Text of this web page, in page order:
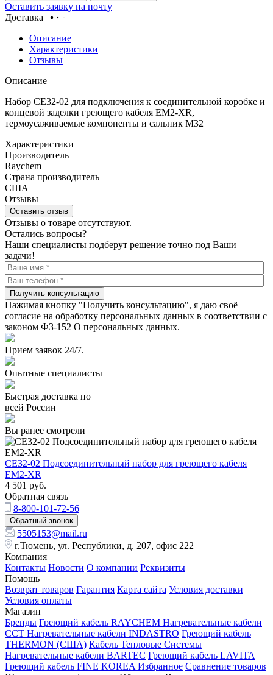
Оставить заявку на почту
Доставка
Описание
Характеристики
Отзывы
Описание
Набор CE32-02 для подключения к соединительной коробке и
концевой заделки греющего кабеля EM2-XR,
термоусаживаемые компоненты и сальник M32
Характеристики
Производитель
Raychem
Страна производитель
США
Отзывы
Оставить отзыв
Отзывы о товаре отсутствуют.
Остались вопросы?
Наши специалисты подберут решение точно под Ваши
задачи!
Получить консультацию
Нажимая кнопку "Получить консультацию", я даю своё
согласие на обработку персональных данных в соответствии с
законом ФЗ-152 О персональных данных.
Прием заявок 24/7.
Опытные специалисты
Быстрая доставка по
всей России
Вы ранее смотрели
CE32-02 Подсоединительный набор для греющего кабеля
EM2-XR
4 501 руб.
Обратная связь
8-800-101-72-56
Обратный звонок
5505153@mail.ru
г.Тюмень, ул. Республики, д. 207, офис 222
Компания
Контакты Новости О компании Реквизиты
Помощь
Возврат товаров Гарантия Карта сайта Условия доставки
Условия оплаты
Магазин
Бренды Греющий кабель RAYCHEM Нагревательные кабели
ССТ Нагревательные кабели INDASTRO Греющий кабель
THERMON (США) Кабель Тепловые Системы
Нагревательные кабели BARTEC Греющий кабель LAVITA
Греющий кабель FINE KOREA Избранное Сравнение товаров